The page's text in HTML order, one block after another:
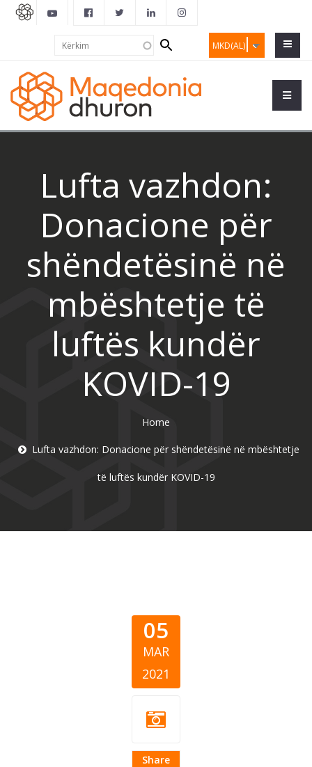
MKD(AL)
Search
form
Lufta vazhdon:
Donacione për
shëndetësinë në
mbështetje të
luftës kundër
KOVID-19
Home
Lufta vazhdon: Donacione për shëndetësinë në mbështetje
të luftës kundër KOVID-19
05
MAR
2021
Share